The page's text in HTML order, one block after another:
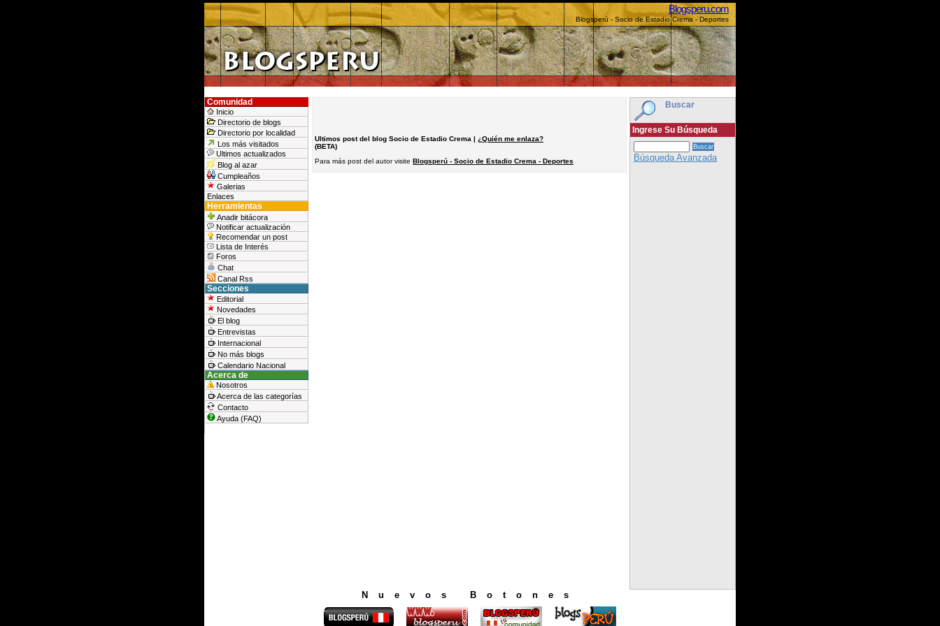
Blogsperu.com
Blogsperú - Socio de Estadio Crema - Deportes
Buscar
Ingrese Su Búsqueda
Búsqueda Avanzada
Comunidad
Inicio
Directorio de blogs
Directorio por localidad
Los más visitados
Ultimos actualizados
Blog al azar
Cumpleaños
Galerias
Enlaces
Herramientas
Anadir bitácora
Notificar actualización
Recomendar un post
Lista de Interés
Foros
Chat
Canal Rss
Secciones
Editorial
Novedades
El blog
Entrevistas
Internacional
No más blogs
Calendario Nacional
Acerca de
Nosotros
Acerca de las categorías
Contacto
Ayuda (FAQ)
Ultimos post del blog Socio de Estadio Crema | ¿Quién me enlaza?
(BETA)
Para más post del autor visite Blogsperú - Socio de Estadio Crema - Deportes
Nuevos Botones